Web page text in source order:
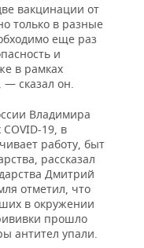
вакцинации от
только в разные
еще раз
и
в рамках
— сказал он.
Владимира
19, в
работу, быт
рассказал
Дмитрий
отметил, что
в окружении
прошло
антител упали.